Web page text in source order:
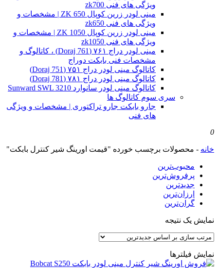
ویژگی های فنی zk700
مینی لودر زرین کوپال ZK 650 | مشخصات و
ویژگی های فنی zk650
مینی لودر زرین کوپال ZK 1050 | مشخصات و
ویژگی های فنی zk1050
مینی لودر دراج ۷۶۱ (Doraj 761) ، کاتالوگ و
مشخصات فنی بابکت دوراج
کاتالوگ مینی لودر دراج ۷۵۱ (Doraj 751)
کاتالوگ مینی لودر دراج ۷۸۱ (Doraj 781)
کاتالوگ مینی لودر سانوارد Sunward SWL 3210
سری سوم کاتالوگ ها
جارو بابکت جارو تراکتوری | مشخصات و ویژگی
های فنی
0
خانه - محصولات برچسب خورده "قیمت اورینگ شیر کنترل بابکت"
محبوب‌ترین
پرفروش‌ترین
جدیدترین
ارزان‌ترین
گران‌ترین
نمایش یک نتیجه
نمایش فیلترها